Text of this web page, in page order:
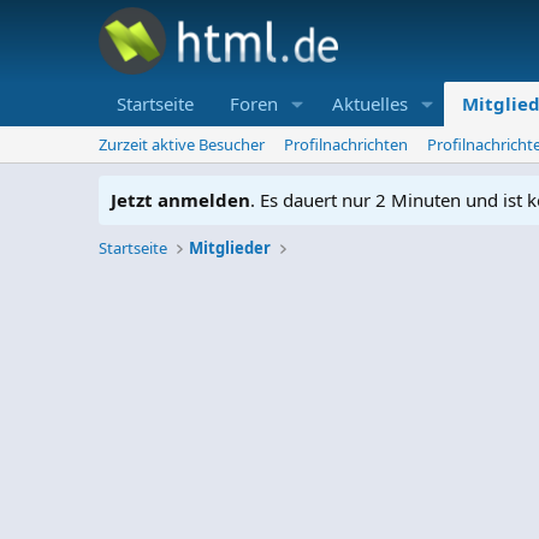
Startseite Foren Aktuelles
Zurzeit aktive Besucher Profilnachrichten
Jetzt anmelden. Es dauert nur 2 Minuten und ist
Startseite Mitglieder